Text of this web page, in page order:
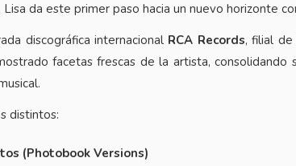
da este primer paso hacia un nuevo horizonte
discográfica internacional RCA Records, filial de
facetas frescas de la artista,
distintos:
(Photobook Versions)